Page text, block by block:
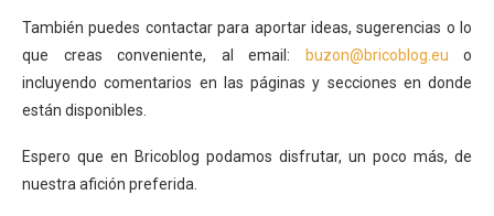
También puedes contactar para aportar ideas, sugerencias o lo
que creas conveniente, al email:
buzon@bricoblog.eu o
incluyendo comentarios en las páginas y secciones en donde
están disponibles.
Espero que en Bricoblog podamos disfrutar, un poco más, de
nuestra afición preferida.